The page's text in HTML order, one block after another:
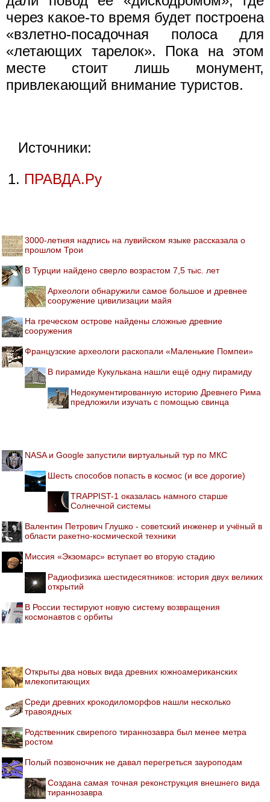
через какое-то время будет построена
«взлетно-посадочная полоса для
«летающих тарелок». Пока на этом
месте стоит лишь монумент,
привлекающий внимание туристов.
Источники:
ПРАВДА.Ру
3000-летняя надпись на лувийском языке рассказала о
прошлом Трои
В Турции найдено сверло возрастом 7,5 тыс. лет
Археологи обнаружили самое большое и древнее
сооружение цивилизации майя
На греческом острове найдены сложные древние
сооружения
Французские археологи раскопали «Маленькие Помпеи»
В пирамиде Кукулькана нашли ещё одну пирамиду
Недокументированную историю Древнего Рима
предложили изучать с помощью свинца
NASA и Google запустили виртуальный тур по МКС
Шесть способов попасть в космос (и все дорогие)
TRAPPIST-1 оказалась намного старше
Солнечной системы
Валентин Петрович Глушко - советский инженер и учёный в
области ракетно-космической техники
Миссия «Экзомарс» вступает во вторую стадию
Радиофизика шестидесятников: история двух великих
открытий
В России тестируют новую систему возвращения
космонавтов с орбиты
Открыты два новых вида древних южноамериканских
млекопитающих
Среди древних крокодиломорфов нашли несколько
травоядных
Родственник свирепого тираннозавра был менее метра
ростом
Полый позвоночник не давал перегреться зауроподам
Создана самая точная реконструкция внешнего вида
тираннозавра